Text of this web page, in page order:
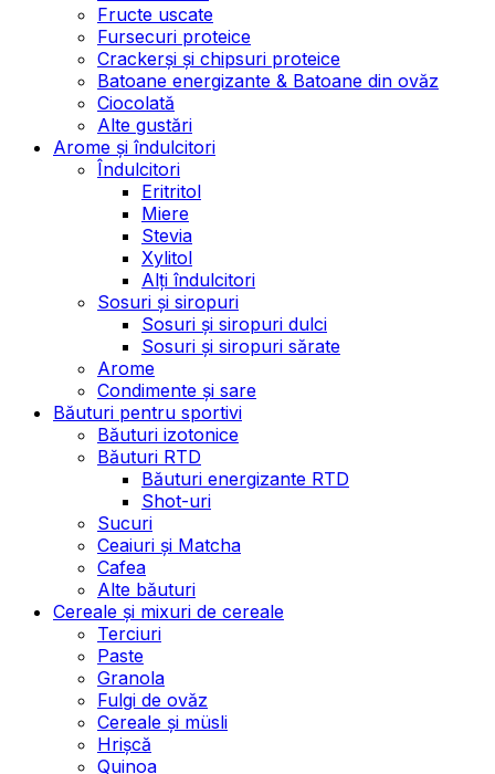
Fructe uscate
Fursecuri proteice
Crackerși și chipsuri proteice
Batoane energizante & Batoane din ovăz
Ciocolată
Alte gustări
Arome și îndulcitori
Îndulcitori
Eritritol
Miere
Stevia
Xylitol
Alți îndulcitori
Sosuri și siropuri
Sosuri și siropuri dulci
Sosuri și siropuri sărate
Arome
Condimente și sare
Băuturi pentru sportivi
Băuturi izotonice
Băuturi RTD
Băuturi energizante RTD
Shot-uri
Sucuri
Ceaiuri și Matcha
Cafea
Alte băuturi
Cereale și mixuri de cereale
Terciuri
Paste
Granola
Fulgi de ovăz
Cereale și müsli
Hrișcă
Quinoa